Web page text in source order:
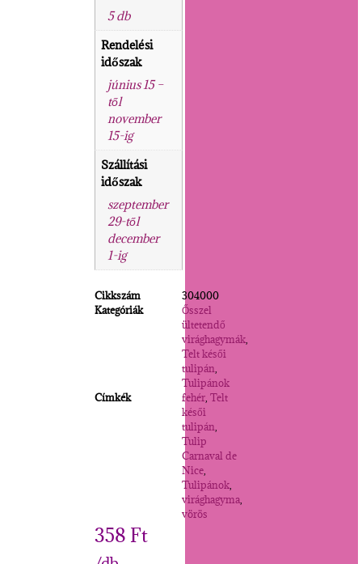
5 db
Rendelési
időszak
június 15 –
től
november
15-ig
Szállítási
időszak
szeptember
29-től
december
1-ig
Cikkszám
304000
Kategóriák
Ősszel
ültetendő
virághagymák,
Telt késői
tulipán,
Tulipánok
Címkék
fehér,Telt
késői
tulipán,
Tulip
Carnaval de
Nice,
Tulipánok,
virághagyma,
vörös
358 Ft